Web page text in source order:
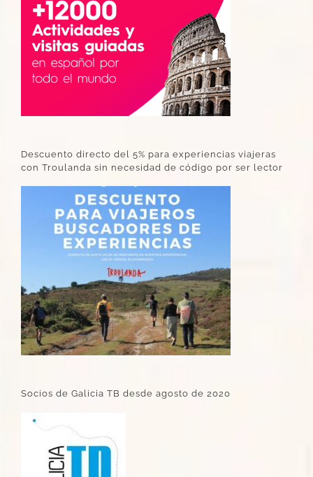
Descuento directo del 5% para experiencias viajeras
con Troulanda sin necesidad de código por ser lector
Socios de Galicia TB desde agosto de 2020